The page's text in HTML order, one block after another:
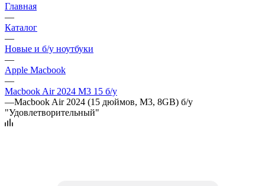
Главная
—
Каталог
—
Новые и б/у ноутбуки
—
Apple Macbook
—
Macbook Air 2024 M3 15 б/у
—Macbook Air 2024 (15 дюймов, M3, 8GB) б/у
"Удовлетворительный"